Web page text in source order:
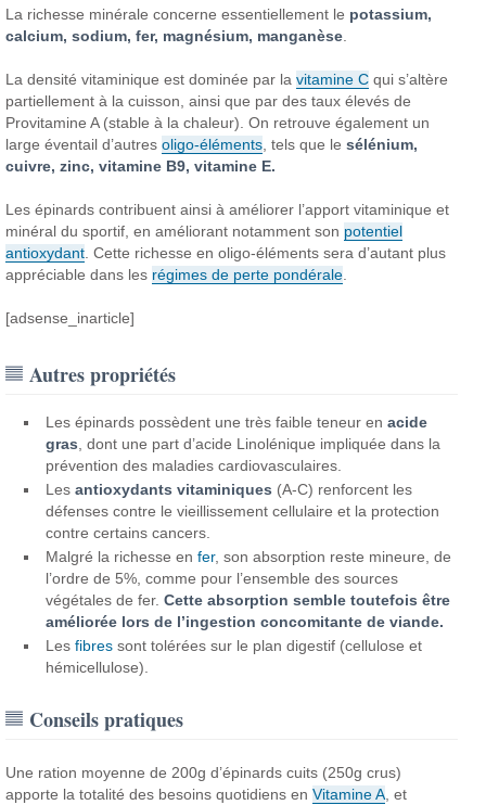
La richesse minérale concerne essentiellement le potassium,
calcium, sodium, fer, magnésium, manganèse
La densité vitaminique est dominée par lavitamine C qui s’altère
partiellement à la cuisson, ainsi que par des taux élevés de
Provitamine A (stable à la chaleur). On retrouve également un
large éventail d’autresoligo-éléments , tels que lesélénium,
cuivre, zinc, vitamine B9, vitamine E.
Les épinards contribuent ainsi à améliorer l’apport vitaminique et
minéral du sportif, en améliorant notamment son potentiel
antioxydant . Cette richesse en oligo-éléments sera d’autant plus
appréciable dans les régimes de perte pondérale
[adsense_inarticle]
Autres propriétés
Les épinards possèdent une très faible teneur enacide
gras , dont une part d’acide Linolénique impliquée dans la
prévention des maladies cardiovasculaires.
Lesantioxydants vitaminiques (A-C) renforcent les
défenses contre le vieillissement cellulaire et la protection
contre certains cancers.
Malgré la richesse enfer, son absorption reste mineure, de
l’ordre de 5%, comme pour l’ensemble des sources
végétales de fer.Cette absorption semble toutefois être
améliorée lors de l’ingestion concomitante de viande.
Lesfibres sont tolérées sur le plan digestif (cellulose et
hémicellulose).
Conseils pratiques
Une ration moyenne de 200g d’épinards cuits (250g crus)
apporte la totalité des besoins quotidiens enVitamine A , et